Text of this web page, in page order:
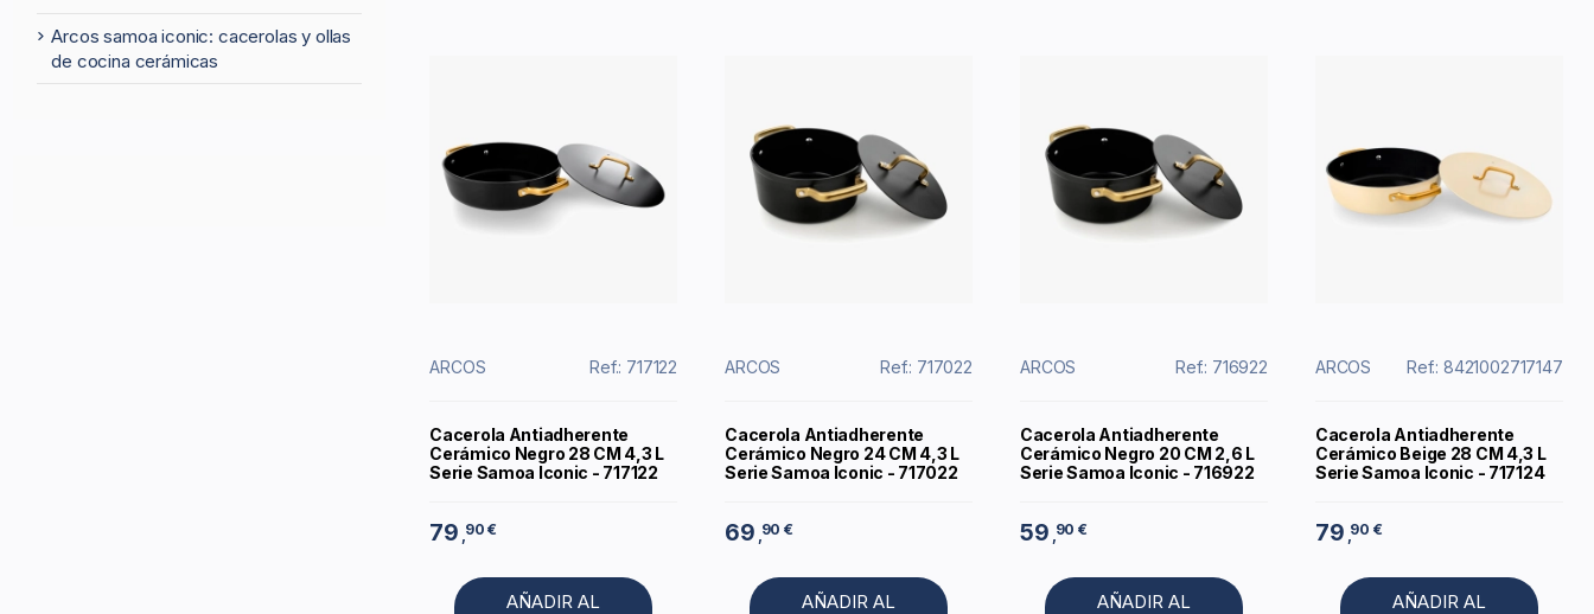
ARCOS Ref.: 717122
Cacerola Antiadherente
Cerámico Negro 28 CM 4,3 L
Serie Samoa Iconic - 717122
79 90 €
AÑADIR AL
ARCOS Ref.: 717022
Cacerola Antiadherente
Cerámico Negro 24 CM 4,3 L
Serie Samoa Iconic - 717022
69 90 €
AÑADIR AL
ARCOS Ref.: 716922
Cacerola Antiadherente
Cerámico Negro 20 CM 2,6 L
Serie Samoa Iconic - 716922
59 90 €
AÑADIR AL
ARCOS Ref.: 8421002717147
Cacerola Antiadherente
Cerámico Beige 28 CM 4,3 L
Serie Samoa Iconic - 717124
79 ,90 €
AÑADIR AL
arcos samoa iconic: cacerolas y ollas
de cocina cerámicas